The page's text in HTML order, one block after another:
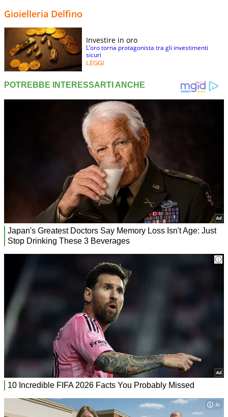
Gioielleria Delfino
Investire in oro
L’oro torna protagonista tra gli investimenti
sicuri
LEGGI